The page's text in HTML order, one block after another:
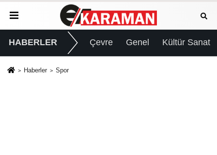
HABERLER Çevre Genel Kültür Sanat
Haberler Spor